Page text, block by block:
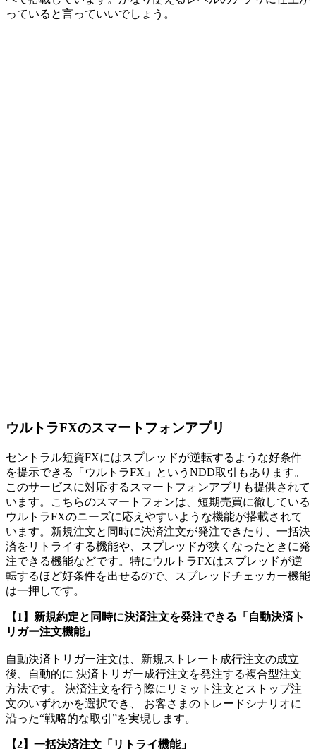
っていると言っていいでしょう。
ウルトラFXのスマートフォンアプリ
セントラル短資FXにはスプレッドが逆転するような好条件
を提示できる「ウルトラFX」というNDD取引もあります。
このサービスに対応するスマートフォンアプリも提供されて
います。こちらのスマートフォンは、短期売買に徹している
ウルトラFXのニーズに応えやすいような機能が搭載されて
います。新規注文と同時に決済注文が発注できたり、一括決
済をリトライする機能や、スプレッドが狭くなったときに発
注できる機能などです。特にウルトラFXはスプレッドが逆
転するほど好条件を出せるので、スプレッドチェッカー機能
は一押しです。
【1】新規約定と同時に決済注文を発注できる「自動決済ト
リガー注文機能」
———————————————————————
自動決済トリガー注文は、新規ストレート成行注文の成立
後、自動的に 決済トリガー成行注文を発注する複合型注文
方法です。 決済注文を行う際にリミット注文とストップ注
文のいずれかを選択でき、 お客さまのトレードシナリオに
沿った“戦略的な取引”を実現します。
【2】一括決済注文「リトライ機能」